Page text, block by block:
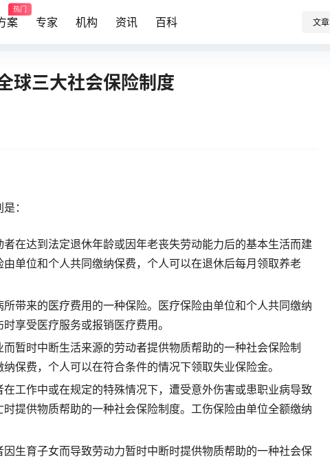
案
热门
专家 机构 资讯 百科 文章
球三大社会保险制度
：
在达到法定退休年龄或因年老丧失劳动能力后的基本生活而建
单位和个人共同缴纳保费，个人可以在退休后每月领取养老
带来的医疗费用的一种保险。医疗保险由单位和个人共同缴纳
享受医疗服务或报销医疗费用。
暂时中断生活来源的劳动者提供物质帮助的一种社会保险制
保费，个人可以在符合条件的情况下领取失业保险金。
工作中或在规定的特殊情况下，遭受意外伤害或患职业病导致
提供物质帮助的一种社会保险制度。工伤保险由单位全额缴纳
生育子女而导致劳动力暂时中断时提供物质帮助的一种社会保